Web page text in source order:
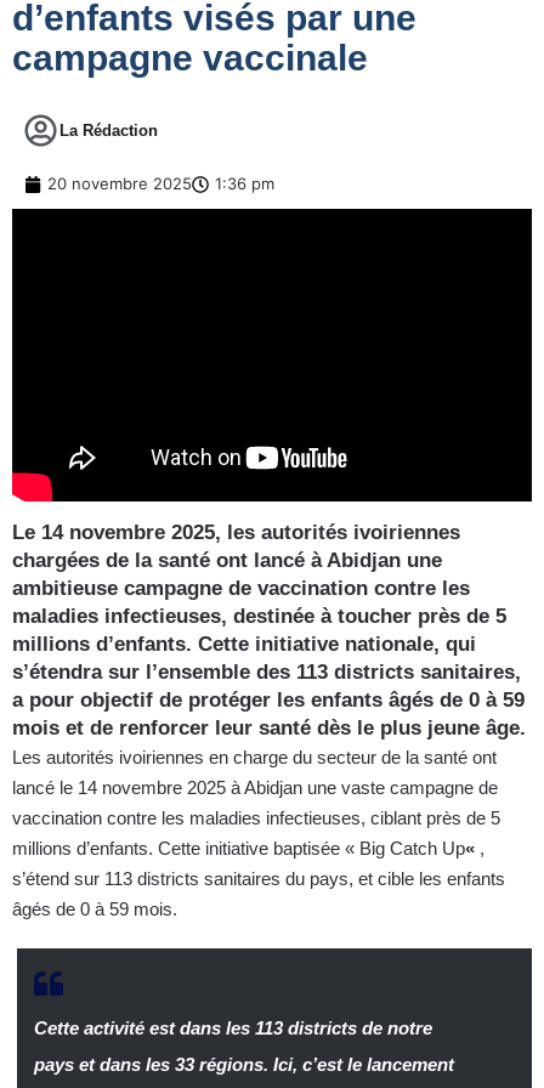
d’enfants visés par une
campagne vaccinale
La Rédaction
20 novembre 2025 1:36 pm
Le 14 novembre 2025, les autorités ivoiriennes
chargées de la santé ont lancé à Abidjan une
ambitieuse campagne de vaccination contre les
maladies infectieuses, destinée à toucher près de 5
millions d’enfants. Cette initiative nationale, qui
s’étendra sur l’ensemble des 113 districts sanitaires,
a pour objectif de protéger les enfants âgés de 0 à 59
mois et de renforcer leur santé dès le plus jeune âge.
Les autorités ivoiriennes en charge du secteur de la santé ont
lancé le 14 novembre 2025 à Abidjan une vaste campagne de
vaccination contre les maladies infectieuses, ciblant près de 5
millions d’enfants. Cette initiative baptisée « Big Catch Up« ,
s’étend sur 113 districts sanitaires du pays, et cible les enfants
âgés de 0 à 59 mois.
Cette activité est dans les 113 districts de notre
pays et dans les 33 régions. Ici, c’est le lancement